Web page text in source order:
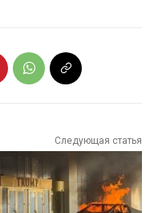
Следующая статья